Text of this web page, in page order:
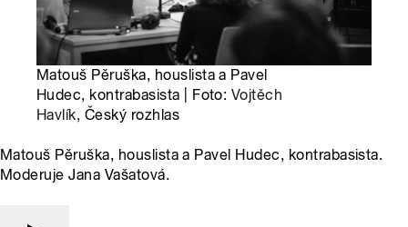
Matouš Pěruška, houslista a Pavel
Hudec, kontrabasista | Foto: Vojtěch
Havlík, Český rozhlas
Matouš Pěruška, houslista a Pavel Hudec, kontrabasista.
Moderuje Jana Vašatová.